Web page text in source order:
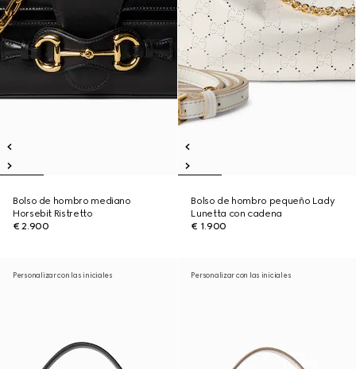
Bolso de hombro mediano
Horsebit Ristretto
€ 2.900
Bolso de hombro pequeño Lady
Lunetta con cadena
€ 1.900
Personalizar con las iniciales Personalizar con las iniciales